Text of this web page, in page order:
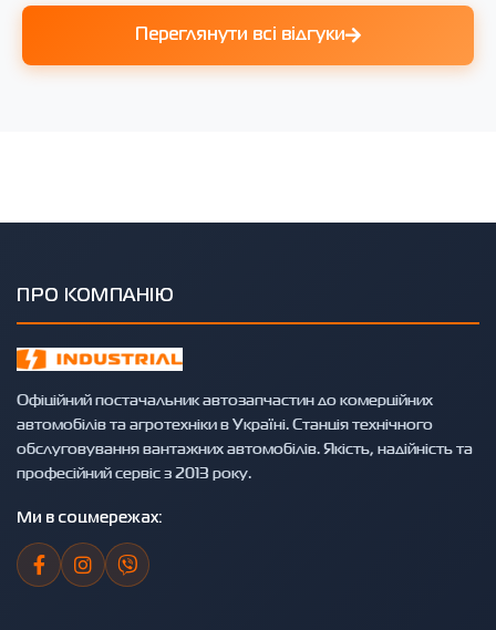
Переглянути всі відгуки
ПРО КОМПАНІЮ
Офіційний постачальник автозапчастин до комерційних
автомобілів та агротехніки в Україні. Станція технічного
обслуговування вантажних автомобілів. Якість, надійність та
професійний сервіс з 2013 року.
Ми в соцмережах: